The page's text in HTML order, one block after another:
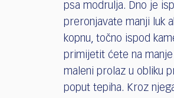
psa modrulja. Dno je
preronjavate manji luk
kopnu, točno ispod
primijetit ćete na
maleni prolaz u obliku
poput tepiha. Kroz